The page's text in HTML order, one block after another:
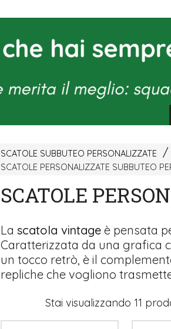
SCATOLE SUBBUTEO PERSONALIZZATE
SCATOLE PERSONALIZZATE SUBBUTEO
SCATOLE
La scatola vintageè pensata
Caratterizzata da una grafica
un tocco retrò, è il
repliche che vogliono
Stai visualizzando 11